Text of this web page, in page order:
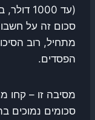
(עד
סכום זה על
מתחיל, רוב
הפסדים.
מסיבה זו – קחו
סכומים נמוכים